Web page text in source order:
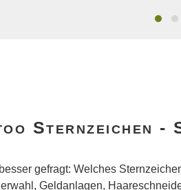
Sternzeichen -
gefragt: Welches
Geldanlagen,